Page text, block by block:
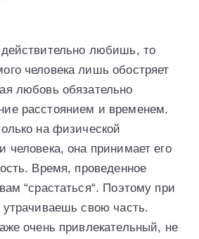
любишь, то
человека лишь обостряет
любовь обязательно
расстоянием и временем.
на физической
человека, она принимает его
Время, проведенное
“срастаться“. Поэтому при
утрачиваешь свою часть.
очень привлекательный, не